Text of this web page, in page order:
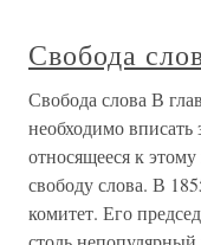
Свобода
Свобода слова В
необходимо вписать
относящееся к
свободу слова. В
комитет. Его